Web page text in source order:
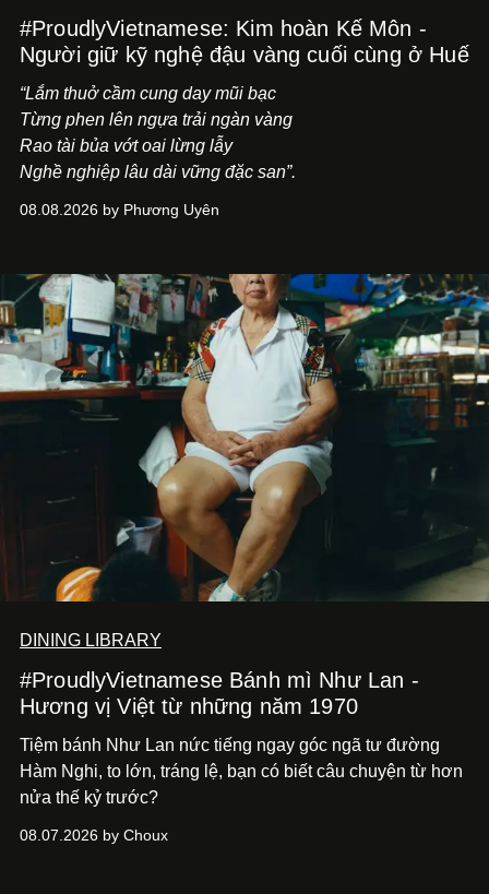
#ProudlyVietnamese: Kim hoàn Kế Môn -
Người giữ kỹ nghệ đậu vàng cuối cùng ở Huế
“Lắm thuở cầm cung day mũi bạc
Từng phen lên ngựa trải ngàn vàng
Rao tài bủa vớt oai lừng lẫy
Nghề nghiệp lâu dài vững đặc san”.
08.08.2026 by Phương Uyên
DINING LIBRARY
#ProudlyVietnamese Bánh mì Như Lan -
Hương vị Việt từ những năm 1970
Tiệm bánh Như Lan nức tiếng ngay góc ngã tư đường
Hàm Nghi, to lớn, tráng lệ, bạn có biết câu chuyện từ hơn
nửa thế kỷ trước?
08.07.2026 by Choux